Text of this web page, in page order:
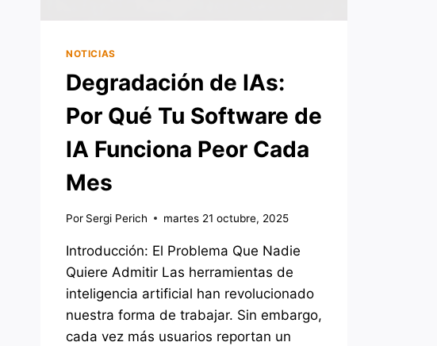
NOTICIAS
Degradación de IAs:
Por Qué Tu Software de
IA Funciona Peor Cada
Mes
Por Sergi Perich martes 21 octubre, 2025
Introducción: El Problema Que Nadie
Quiere Admitir Las herramientas de
inteligencia artificial han revolucionado
nuestra forma de trabajar. Sin embargo,
cada vez más usuarios reportan un